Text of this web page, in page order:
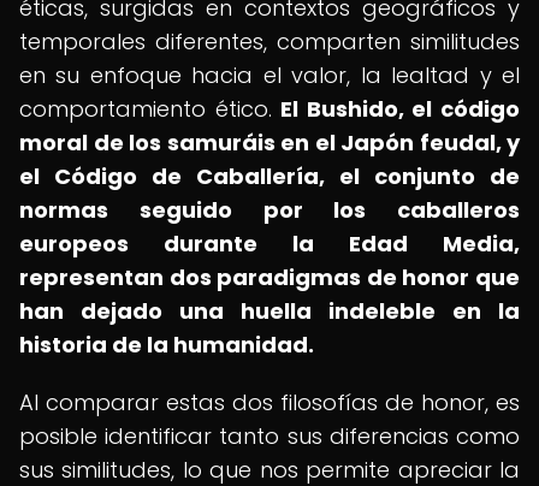
éticas, surgidas en contextos geográficos y
temporales diferentes, comparten similitudes
en su enfoque hacia el valor, la lealtad y el
comportamiento ético. El Bushido, el código
moral de los samuráis en el Japón feudal, y
el Código de Caballería, el conjunto de
normas seguido por los caballeros
europeos durante la Edad Media,
representan dos paradigmas de honor que
han dejado una huella indeleble en la
historia de la humanidad.
Al comparar estas dos filosofías de honor, es
posible identificar tanto sus diferencias como
sus similitudes, lo que nos permite apreciar la